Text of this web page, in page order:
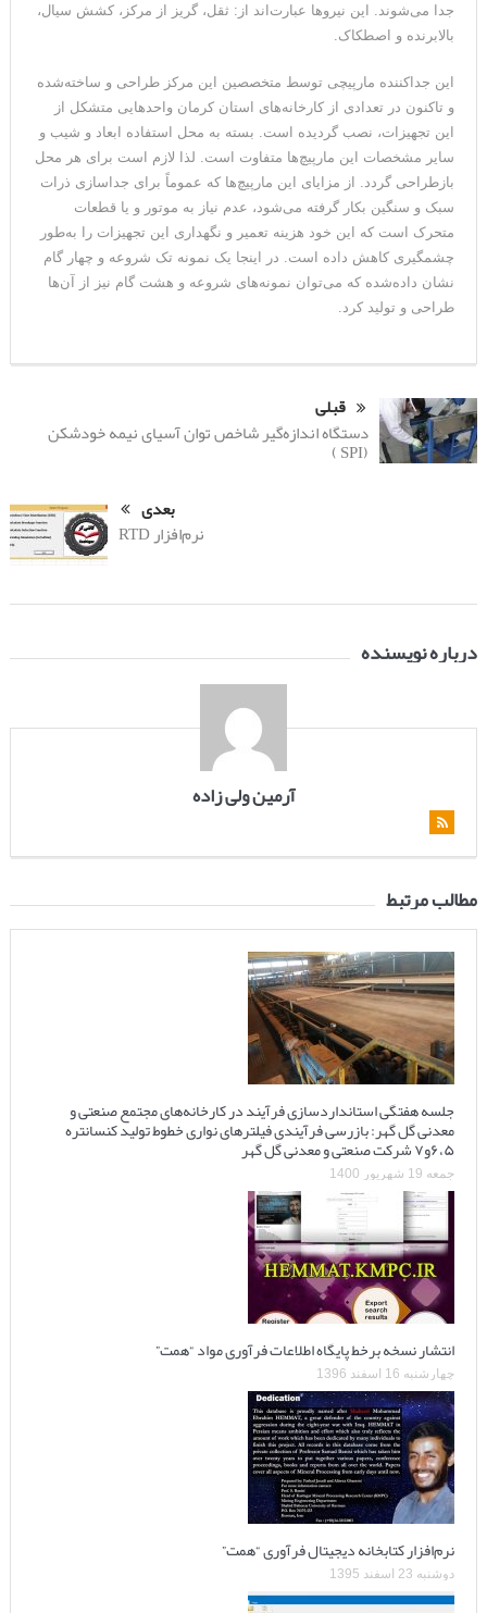
جدا می‌شوند. این نیروها عبارت‌اند از: ثقل، گریز از مرکز، کشش سیال،
بالابرنده و اصطکاک.
این جداکننده مارپیچی توسط متخصصین این مرکز طراحی و ساخته‌شده
و تاکنون در تعدادی از کارخانه‌های استان کرمان واحدهایی متشکل از
این تجهیزات، نصب گردیده است. بسته به محل استفاده ابعاد و شیب و
سایر مشخصات این مارپیچ‌ها متفاوت است. لذا لازم است برای هر محل
بازطراحی گردد. از مزایای این مارپیچ‌ها که عموماً برای جداسازی ذرات
سبک و سنگین بکار گرفته می‌شود، عدم نیاز به موتور و یا قطعات
متحرک است که این خود هزینه تعمیر و نگهداری این تجهیزات را به‌طور
چشمگیری کاهش داده است. در اینجا یک نمونه تک شروعه و چهار گام
نشان داده‌شده که می‌توان نمونه‌های شروعه و هشت گام نیز از آن‌ها
طراحی و تولید کرد.
قبلی
دستگاه اندازه‌گیر شاخص توان آسیای نیمه خودشکن
(SPI )
بعدی
نرم‌افزار RTD
درباره نویسنده
آرمین ولی زاده
مطالب مرتبط
جلسه هفتگی استانداردسازی فرآیند در کارخانه‌های مجتمع صنعتی و
معدنی گل گهر: بازرسی فرآیندی فیلترهای نواری خطوط تولید کنسانتره
۶،۵و۷ شرکت صنعتی و معدنی گل گهر
جمعه 19 شهریور 1400
انتشار نسخه برخط پایگاه اطلاعات فرآوری مواد “همت”
چهارشنبه 16 اسفند 1396
نرم‌افزار کتابخانه دیجیتال فرآوری “همت”
دوشنبه 23 اسفند 1395